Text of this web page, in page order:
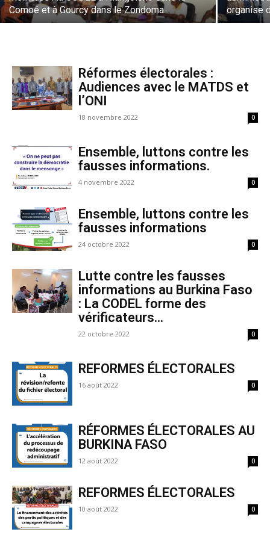
Comoé et à Gourcy dans le Zondoma.
organise
Réformes électorales :
Audiences avec le MATDS et
l’ONI
18 novembre 2022 0
Ensemble, luttons contre les
fausses informations.
4 novembre 2022 0
Ensemble, luttons contre les
fausses informations
24 octobre 2022 0
Lutte contre les fausses
informations au Burkina Faso
: La CODEL forme des
vérificateurs...
22 octobre 2022 0
REFORMES ÉLECTORALES
16 août 2022 0
RÉFORMES ÉLECTORALES AU
BURKINA FASO
12 août 2022 0
REFORMES ÉLECTORALES
10 août 2022 0